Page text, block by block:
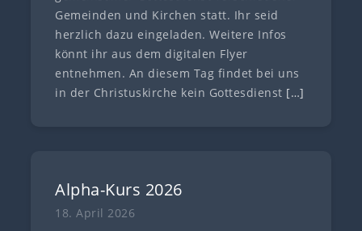
Gemeinden und Kirchen statt. Ihr seid
herzlich dazu eingeladen. Weitere Infos
könnt ihr aus dem digitalen Flyer
entnehmen. An diesem Tag findet bei uns
in der Christuskirche kein Gottesdienst […]
Alpha-Kurs 2026
18. April 2026